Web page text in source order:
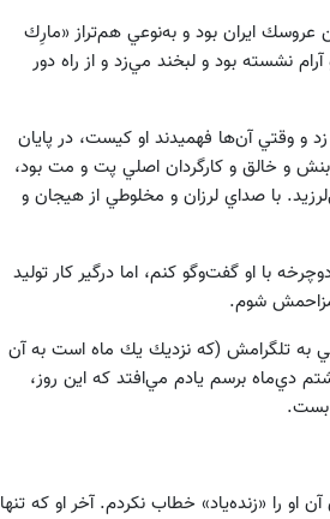
ايران بود و به‌نوعي هم‌تراز «مارِك
نشسته بود و لبخند مي‌زد و از راه دور
وقتي آن‌ها فهميدند او كيست، در پايان
و خالق و كارگردان اصلي پت و مت بود،
با صداي لرزان و مخلوطي از هيجان و
با او گفت‌وگو كنم، اما درگير كار توليد
مزاحمش شوم.
به تلگرامش (كه نزديك يك ماه است به آن
دي‌ماه برسم يادم مي‌افتد كه اين روز،
بست.
او را «زنده‌ياد» خطاب نكردم. آخر او كه تنها